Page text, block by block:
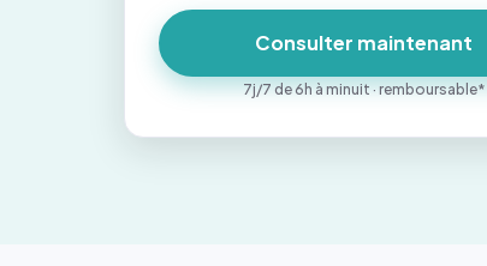
Consulter maintenant
7j/7 de 6h à minuit · remboursable*